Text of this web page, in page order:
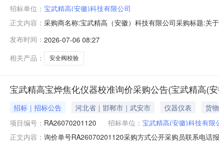
招标单位： 宝武精高(安徽)科技有限公司
正文内容： 采购商名称:宝武精高（安徽）科技有限公司采购标题:关
发布时间： 2026-07-06 08:27
相关产品：
安全阀校验
宝武精高宝烨焦化仪器校准询价采购公告(宝武精高(
招标｜招标公告 河北省｜邯郸市｜武安市 仪器仪表
货物
项目编号： RA26070201120 招标单位： 宝武精高(安徽)科技有限
正文内容： 询价单号RA26070201120采购方式公开采购员联系电话